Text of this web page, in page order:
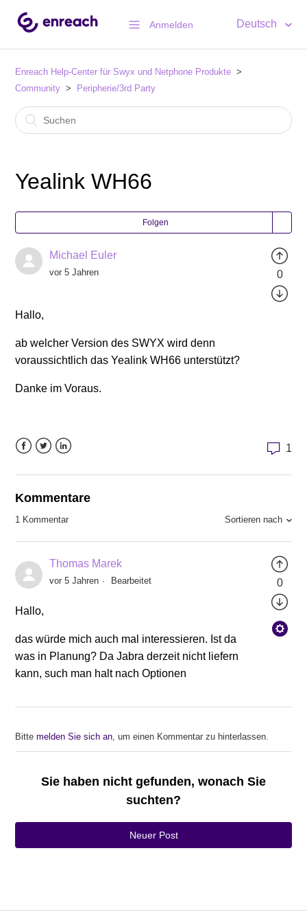
Anmelden Deutsch
Enreach Help-Center für Swyx und Netphone Produkte
Community
Peripherie/3rd Party
Yealink WH66
Folgen
Michael Euler
vor 5 Jahren
Hallo,
ab welcher Version des SWYX wird denn
voraussichtlich das Yealink WH66 unterstützt?
Danke im Voraus.
0
1
Kommentare
1 Kommentar Sortieren nach
Thomas Marek
vor 5 Jahren Bearbeitet
Hallo,
das würde mich auch mal interessieren. Ist da
was in Planung? Da Jabra derzeit nicht liefern
kann, such man halt nach Optionen
0
Bittemelden Sie sich an, um einen Kommentar zu hinterlassen.
Sie haben nicht gefunden, wonach Sie
suchten?
Neuer Post